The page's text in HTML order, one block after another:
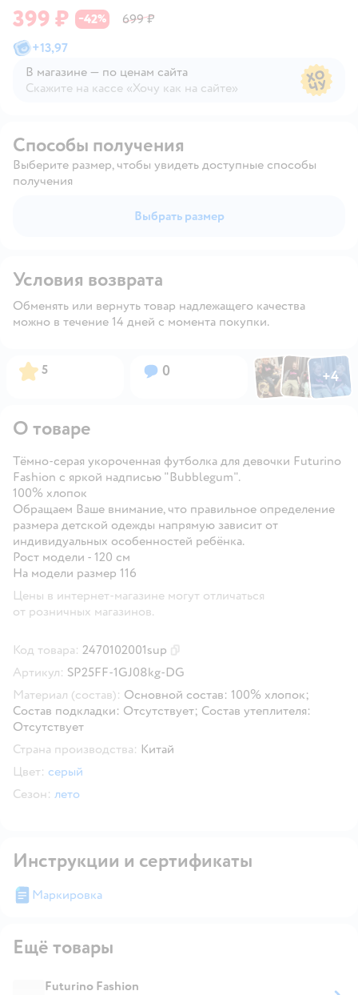
399 ₽ −42%
699 ₽
+13,97
В магазине — по ценам сайта
Скажите на кассе «Хочу как на сайте»
Способы получения
Выберите размер, чтобы увидеть доступные способы
получения
Выбрать размер
Условия возврата
Обменять или вернуть товар надлежащего качества
можно в течение 14 дней с момента покупки.
Рейтинг:
5 Вопросов:
0 ФотоФотоФото
+4
Открыть
О товаре
Тёмно-серая укороченная футболка для девочки Futurino
Fashion с яркой надписью "Bubblegum".
100% хлопок
Обращаем Ваше внимание, что правильное определение
размера детской одежды напрямую зависит от
индивидуальных особенностей ребёнка.
Рост модели - 120 см
На модели размер 116
Цены в интернет-магазине могут отличаться
от розничных магазинов.
Код товара: 2470102001sup
Артикул: SP25FF-1GJ08kg-DG
Материал (состав): Основной состав: 100% хлопок;
Состав подкладки: Отсутствует; Состав утеплителя:
Отсутствует
Страна производства: Китай
Цвет: серый
Сезон: лето
Инструкции и сертификаты
Маркировка
Ещё товары
Futurino Fashion